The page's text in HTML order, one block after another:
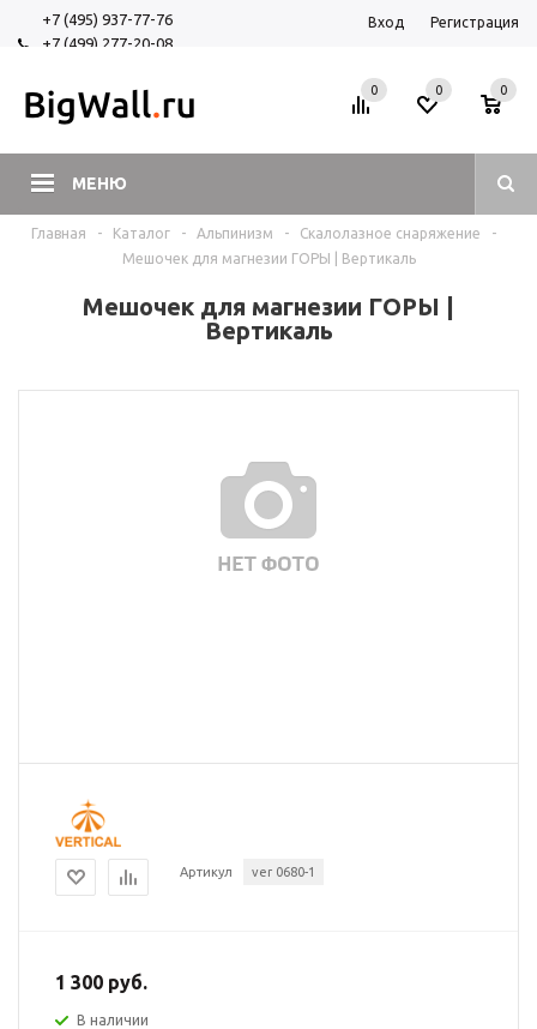
+7 (495) 937-77-76
+7 (499) 277-20-08
Вход Регистрация
МЕНЮ
0 0
0
Главная - Каталог - Альпинизм - Скалолазное снаряжение
-
Мешочек для магнезии ГОРЫ | Вертикаль
Мешочек для магнезии ГОРЫ |
Вертикаль
Артикул ver 0680-1
1 300 руб.
В наличии